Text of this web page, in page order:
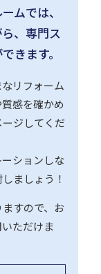
ムでは、
、専門ス
きます。
リフォーム
感を確かめ
ジしてくだ
ションしな
ましょう！
すので、お
ただけま